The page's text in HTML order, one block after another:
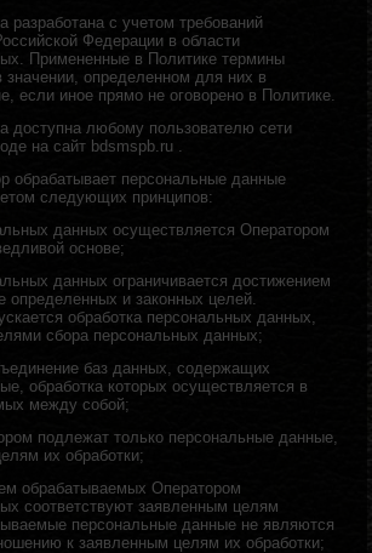
разработана с учетом требований
Федерации в области
Примененные в Политике термины
значении, определенном для них в
если иное прямо не оговорено в Политике.
доступна любому пользователю сети
на сайт bdsmspb.ru .
обрабатывает персональные данные
следующих принципов:
данных осуществляется Оператором
основе;
данных ограничивается достижением
определенных и законных целей.
обработка персональных данных,
сбора персональных данных;
баз данных, содержащих
обработка которых осуществляется в
между собой;
подлежат только персональные данные,
их обработки;
обрабатываемых Оператором
соответствуют заявленным целям
персональные данные не являются
к заявленным целям их обработки;